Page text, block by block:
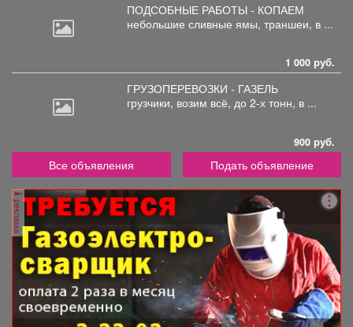
ПОДСОБНЫЕ РАБОТЫ - КОПАЕМ
небольшие сливные ямы, траншеи, в ...
1 000 руб.
ГРУЗОПЕРЕВОЗКИ - ГАЗЕЛЬ
грузчики, возим всё, до 2-х тонн, в ...
900 руб.
Все объявления Подать объявление
реклама